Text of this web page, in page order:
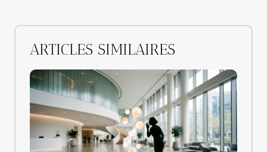
ARTICLES SIMILAIRES